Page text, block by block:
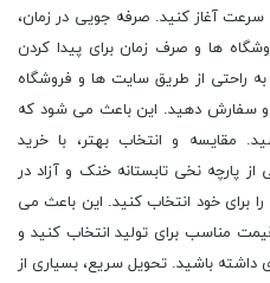
سرعت آغاز کنید. صرفه جویی در زمان،
ها و صرف زمان برای پیدا کردن
به راحتی از طریق سایت ها و فروشگاه
و سفارش دهید. این باعث می شود که
مقایسه و انتخاب بهتر، با خرید
از پارچه نخی تابستانه خنک و آزاد در
برای خود انتخاب کنید. این باعث می
مناسب برای تولید انتخاب کنید و
داشته باشید. تحویل سریع، بسیاری از